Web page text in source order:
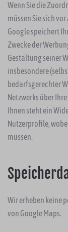
Wenn Sie die
müssen Sie sich
Google speichert
Zwecke der
Gestaltung seiner
insbesondere
bedarfsgerechter
Netzwerks über
Ihnen steht ein
Nutzerprofile,
müssen.
Wir erheben keine
von Google Maps.